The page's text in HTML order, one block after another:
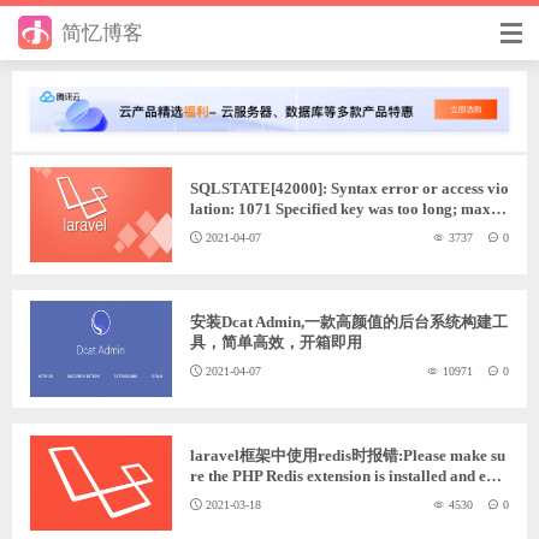
简忆博客
首页
前端
日记
在线工具
优秀个人博客
SQLSTATE[42000]: Syntax error or access vio
lation: 1071 Specified key was too long; max k
ey length
2021-04-07 3737 0
安装Dcat Admin,一款高颜值的后台系统构建工
具，简单高效，开箱即用
2021-04-07 10971 0
laravel框架中使用redis时报错:Please make su
re the PHP Redis extension is installed and ena
bled
2021-03-18 4530 0